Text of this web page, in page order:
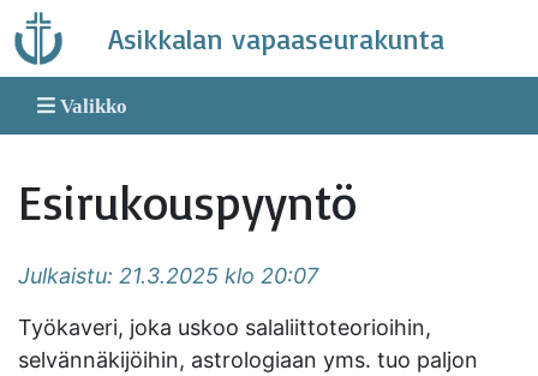
Skip
to
content
Asikkalan vapaaseurakunta
Valikko
Esirukouspyyntö
Julkaistu: 21.3.2025 klo 20:07
Työkaveri, joka uskoo salaliittoteorioihin,
selvännäkijöihin, astrologiaan yms. tuo paljon